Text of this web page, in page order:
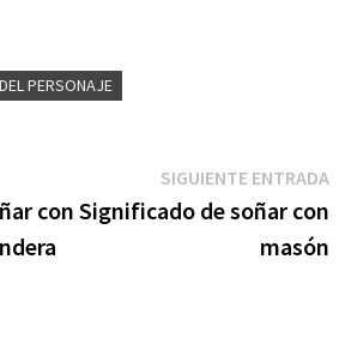
PERSONAJE
con
SIGUIENTE ENTRADA
Significado de soñar con
masón